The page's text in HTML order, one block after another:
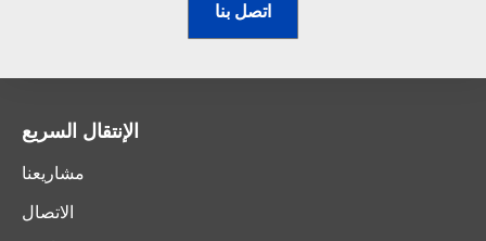
اتصل بنا
الإنتقال السريع
مشاريعنا
الاتصال